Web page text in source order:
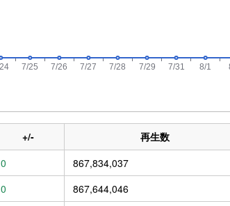
+/- 再生数
0 867,834,037
0 867,644,046